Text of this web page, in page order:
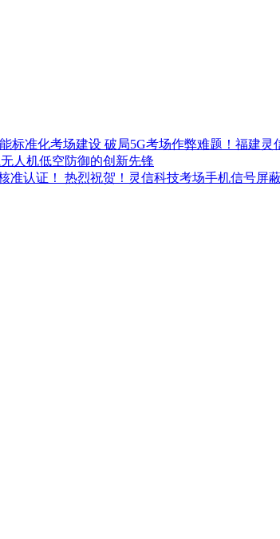
破局5G考场作弊难题！福建灵
人机低空防御的创新先锋
热烈祝贺！灵信科技考场手机信号屏